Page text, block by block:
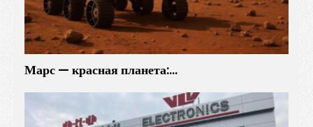
Марс — красная планета:…